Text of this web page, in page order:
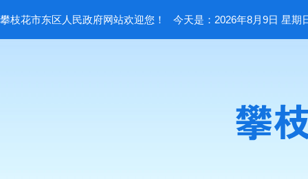
攀枝花市东区人民政府网站欢迎您！ 今天是：2026年8月9日 星期